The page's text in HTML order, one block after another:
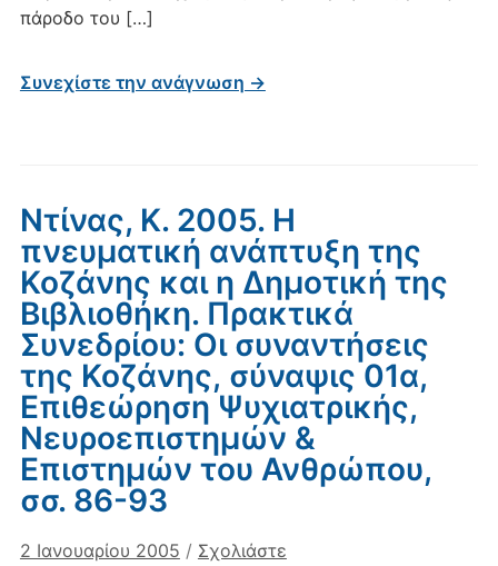
πάροδο του […]
Συνεχίστε την ανάγνωση →
Ντίνας, Κ. 2005. Η
πνευματική ανάπτυξη της
Κοζάνης και η Δημοτική της
Βιβλιοθήκη. Πρακτικά
Συνεδρίου: Οι συναντήσεις
της Κοζάνης, σύναψις 01α,
Επιθεώρηση Ψυχιατρικής,
Νευροεπιστημών &
Επιστημών του Ανθρώπου,
σσ. 86-93
2 Ιανουαρίου 2005 / Σχολιάστε